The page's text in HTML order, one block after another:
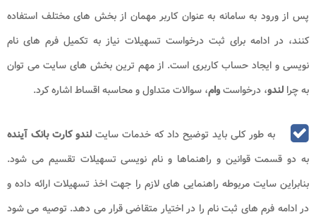
پس از ورود به سامانه به عنوان کاربر مهمان از بخش های مختلف استفاده
کنند، در ادامه برای ثبت درخواست تسهیلات نیاز به تکمیل فرم های نام
نویسی و ایجاد حساب کاربری است. از مهم ترین بخش های سایت می توان
به چرا لندو، درخواستوام، سوالات متداول و محاسبه اقساط اشاره کرد.
به طور کلی باید توضیح داد که خدمات سایت لندو کارت بانک آینده
به دو قسمت قوانین و راهنماها و نام نویسی تسهیلات تقسیم می شود.
بنابراین سایت مربوطه راهنمایی های لازم را جهت اخذ تسهیلات ارائه داده و
در ادامه فرم های ثبت نام را در اختیار متقاضی قرار می دهد. توصیه می شود